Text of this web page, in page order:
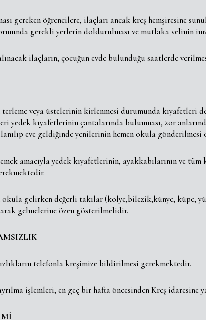
gereken öğrencilere, ilaçları ancak kreş hemşiresine
gerekli yerlerin doldurulması ve mutlaka velinin
ilaçların, çocuğun evde bulunduğu saatlerde
terleme veya üstelerinin kirlenmesi durumunda
yedek kıyafetlerinin çantalarında bulunması, zor
eve geldiğinde yenilerinin hemen okula gönderilmesi
amacıyla yedek kıyafetlerinin, ayakkabılarının ve
okula gelirken değerli takılar (kolye,bilezik,künye, küpe,
gelmelerine özen gösterilmelidir.
telefonla kreşimize bildirilmesi gerekmektedir.
işlemleri, en geç bir hafta öncesinden Kreş